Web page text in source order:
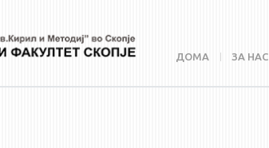
ДОМА ЗА НАС